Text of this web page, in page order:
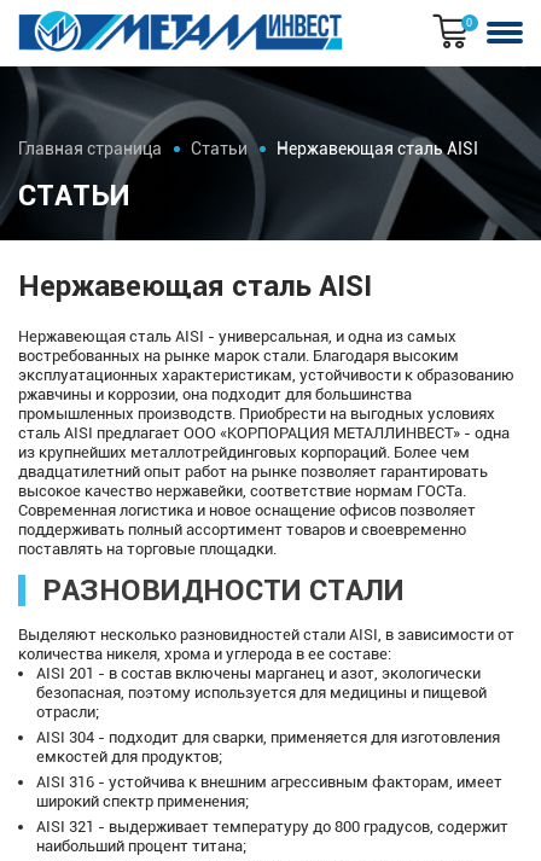
0
Главная страница Статьи Нержавеющая сталь AISI
СТАТЬИ
Нержавеющая сталь AISI
Нержавеющая сталь AISI - универсальная, и одна из самых
востребованных на рынке марок стали. Благодаря высоким
эксплуатационных характеристикам, устойчивости к образованию
ржавчины и коррозии, она подходит для большинства
промышленных производств. Приобрести на выгодных условиях
сталь AISI предлагает ООО «КОРПОРАЦИЯ МЕТАЛЛИНВЕСТ» - одна
из крупнейших металлотрейдинговых корпораций. Более чем
двадцатилетний опыт работ на рынке позволяет гарантировать
высокое качество нержавейки , соответствие нормам ГОСТа.
Современная логистика и новое оснащение офисов позволяет
поддерживать полный ассортимент товаров и своевременно
поставлять на торговые площадки.
РАЗНОВИДНОСТИ СТАЛИ
Выделяют несколько разновидностей стали AISI, в зависимости от
количества никеля, хрома и углерода в ее составе:
AISI 201 - в состав включены марганец и азот, экологически
безопасная, поэтому используется для медицины и пищевой
отрасли;
AISI 304 - подходит для сварки, применяется для изготовления
емкостей для продуктов;
AISI 316 - устойчива к внешним агрессивным факторам, имеет
широкий спектр применения;
AISI 321 - выдерживает температуру до 800 градусов, содержит
наибольший процент титана;